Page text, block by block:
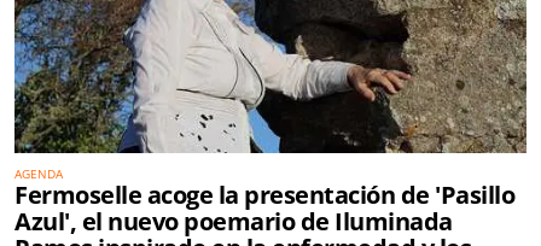
AGENDA
Fermoselle acoge la presentación de 'Pasillo
Azul', el nuevo poemario de Iluminada